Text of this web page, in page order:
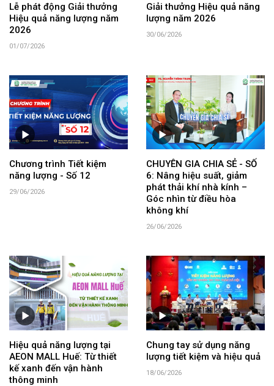
Lễ phát động Giải thưởng
Hiệu quả năng lượng năm
2026
01/07/2026
Giải thưởng Hiệu quả năng
lượng năm 2026
30/06/2026
Chương trình Tiết kiệm
năng lượng - Số 12
29/06/2026
CHUYÊN GIA CHIA SẺ - SỐ
6: Nâng hiệu suất, giảm
phát thải khí nhà kính –
Góc nhìn từ điều hòa
không khí
26/06/2026
Hiệu quả năng lượng tại
AEON MALL Huế: Từ thiết
kế xanh đến vận hành
thông minh
Chung tay sử dụng năng
lượng tiết kiệm và hiệu quả
18/06/2026